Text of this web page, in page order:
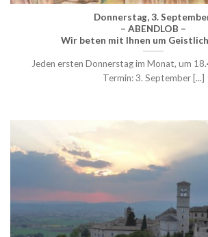
Donnerstag, 3.
– ABENDLOB –
Wir beten mit Ihnen um
Jeden ersten Donnerstag im Monat, um
Termin: 3. September [...]